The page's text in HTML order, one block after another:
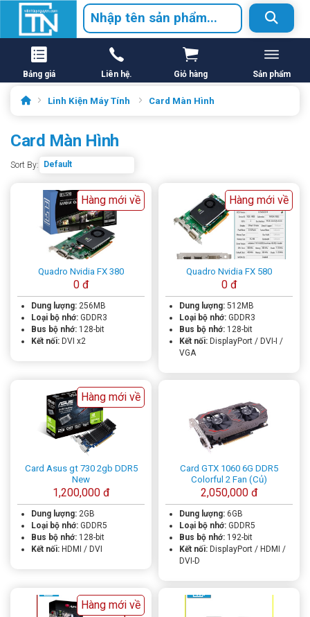
Bảng giá Liên hệ. Giỏ hàng Sản phẩm
Linh Kiện Máy Tính Card Màn Hình
Card Màn Hình
Sort By:
Hàng mới về
Quadro Nvidia FX 380
0 đ
Dung lượng: 256MB
Loại bộ nhớ: GDDR3
Bus bộ nhớ: 128-bit
Kết nối: DVI x2
Hàng mới về
Quadro Nvidia FX 580
0 đ
Dung lượng: 512MB
Loại bộ nhớ: GDDR3
Bus bộ nhớ: 128-bit
Kết nối: DisplayPort / DVI-I /
VGA
Hàng mới về
Card Asus gt 730 2gb DDR5
New
1,200,000 đ
Dung lượng: 2GB
Loại bộ nhớ: GDDR5
Bus bộ nhớ: 128-bit
Kết nối: HDMI / DVI
Card GTX 1060 6G DDR5
Colorful 2 Fan (Củ)
2,050,000 đ
Dung lượng: 6GB
Loại bộ nhớ: GDDR5
Bus bộ nhớ: 192-bit
Kết nối: DisplayPort / HDMI /
DVI-D
Hàng mới về